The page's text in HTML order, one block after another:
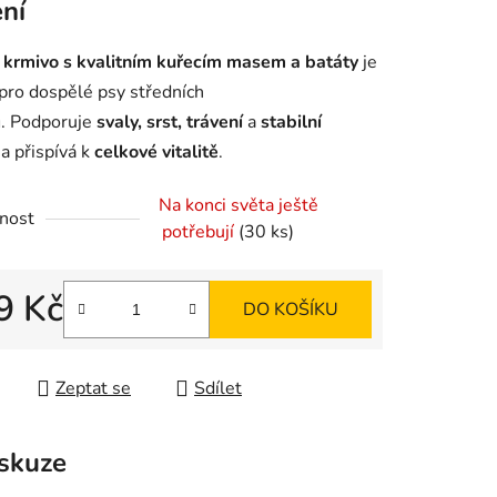
krmivo s kvalitním kuřecím masem a batáty je
dospělé psy středních
Podporuje svaly, srst, tráveníastabilní
a přispívá kcelkové vitalitě.
Na konci světa ještě
potřebují (30 ks)
Kč DO KOŠÍKU
Zeptat se Sdílet